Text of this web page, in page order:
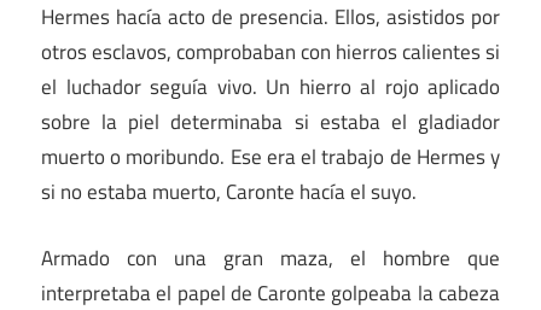
Hermes hacía acto de presencia. Ellos, asistidos por
otros esclavos, comprobaban con hierros calientes si
el luchador seguía vivo. Un hierro al rojo aplicado
sobre la piel determinaba si estaba el gladiador
muerto o moribundo. Ese era el trabajo de Hermes y
si no estaba muerto, Caronte hacía el suyo.
Armado con una gran maza, el hombre que
interpretaba el papel de Caronte golpeaba la cabeza